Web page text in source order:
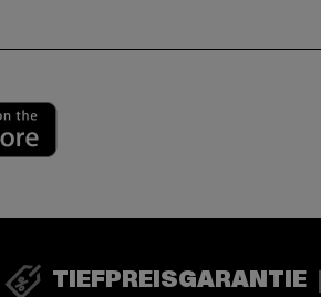
App store
TIEFPREISGARANTIE